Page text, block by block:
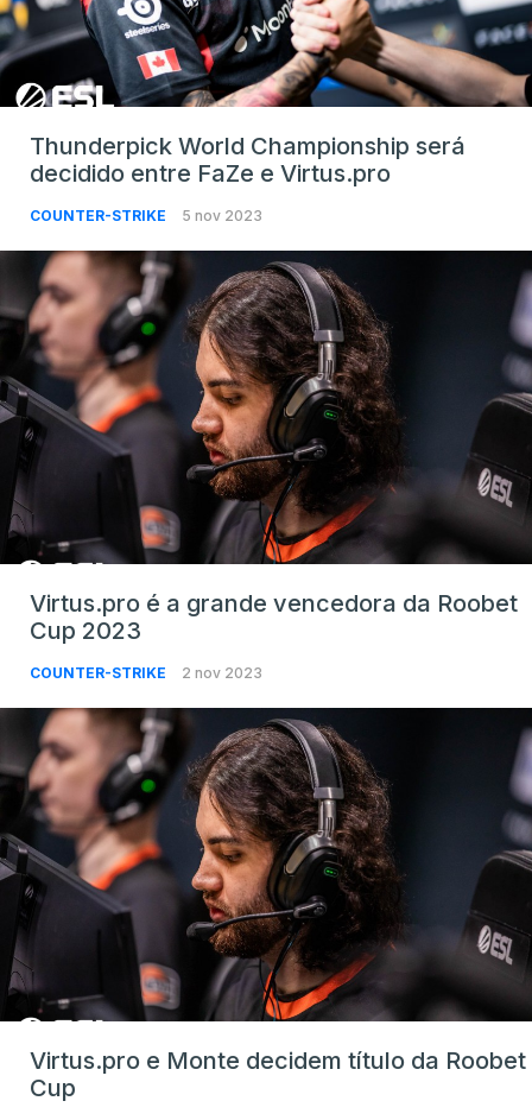
Thunderpick World Championship será
decidido entre FaZe e Virtus.pro
COUNTER-STRIKE 5 nov 2023
Virtus.pro é a grande vencedora da Roobet
Cup 2023
COUNTER-STRIKE 2 nov 2023
Virtus.pro e Monte decidem título da Roobet
Cup